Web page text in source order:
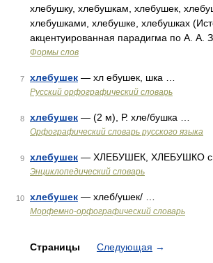
хлебушку, хлебушкам, хлебушек,
хлебушками, хлебушке, хлебушках
акцентуированная парадигма по А. А.
Формы слов
7 хлебушек — хл ебушек, шка …
Русский орфографический словарь
8 хлебушек — (2 м), Р. хле/бушка …
Орфографический словарь русского языка
9 хлебушек — ХЛЕБУШЕК, ХЛЕБУШКО
Энциклопедический словарь
10 хлебушек — хлеб/ушек/ …
Морфемно-орфографический словарь
Страницы Следующая →